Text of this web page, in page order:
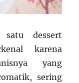
satu dessert
karena
yang
sering